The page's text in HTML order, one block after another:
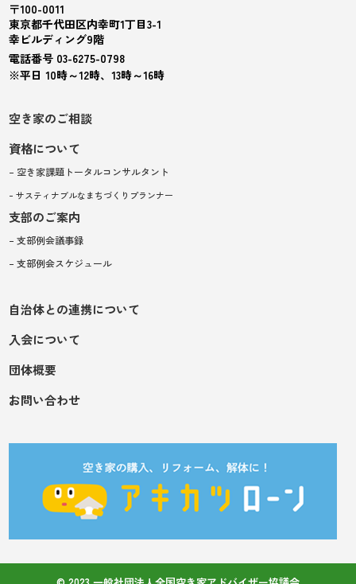
〒100-0011
東京都千代田区内幸町1丁目3-1
幸ビルディング9階
電話番号 03-6275-0798
※平日 10時～12時、13時～16時
空き家のご相談
資格について
– 空き家課題トータルコンサルタント
– サスティナブルなまちづくりプランナー
支部のご案内
– 支部例会議事録
– 支部例会スケジュール
自治体との連携について
入会について
団体概要
お問い合わせ